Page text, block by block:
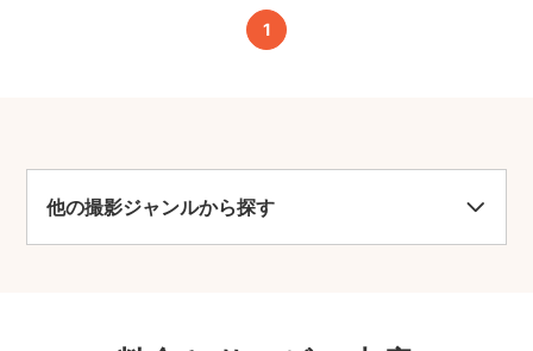
1
他の撮影ジャンルから探す